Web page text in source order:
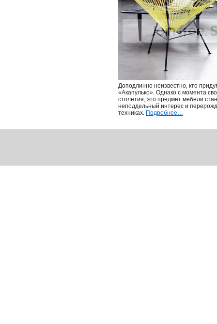
Доподлинно неизвестно, кто
«Акапулько». Однако с момента
столетия, это предмет мебели
неподдельный интерес и
техниках. Подробнее…